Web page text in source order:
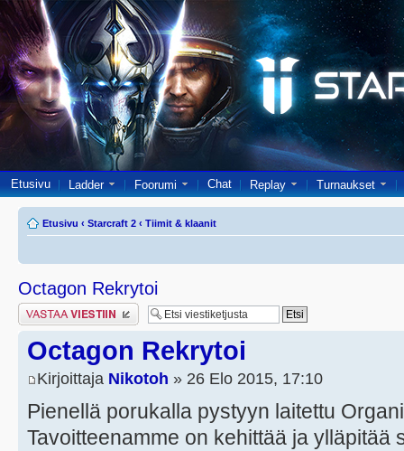
Etusivu Ladder Foorumi Chat Replay Turnaukset
Etusivu ‹ Starcraft 2 ‹ Tiimit & klaanit
Octagon Rekrytoi
Lähetä vastaus
Octagon Rekrytoi
Kirjoittaja Nikotoh » 26 Elo 2015, 17:10
Pienellä porukalla pystyyn laitettu
Tavoitteenamme on kehittää ja ylläpitää